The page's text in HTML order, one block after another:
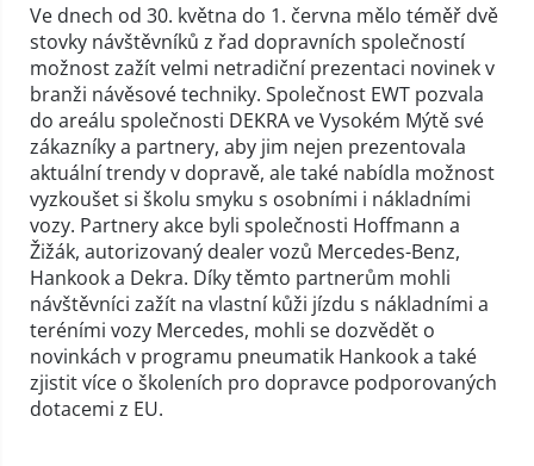
Ve dnech od 30. května do 1. června mělo téměř dvě
stovky návštěvníků z řad dopravních společností
možnost zažít velmi netradiční prezentaci novinek v
branži návěsové techniky. Společnost EWT pozvala
do areálu společnosti DEKRA ve Vysokém Mýtě své
zákazníky a partnery, aby jim nejen prezentovala
aktuální trendy v dopravě, ale také nabídla možnost
vyzkoušet si školu smyku s osobními i nákladními
vozy. Partnery akce byli společnosti Hoffmann a
Žižák, autorizovaný dealer vozů Mercedes-Benz,
Hankook a Dekra. Díky těmto partnerům mohli
návštěvníci zažít na vlastní kůži jízdu s nákladními a
teréními vozy Mercedes, mohli se dozvědět o
novinkách v programu pneumatik Hankook a také
zjistit více o školeních pro dopravce podporovaných
dotacemi z EU.